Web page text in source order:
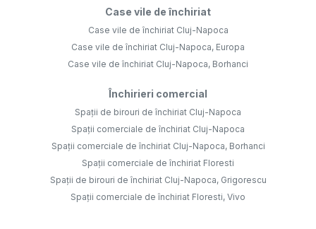
Case vile de închiriat
Case vile de închiriat Cluj-Napoca
Case vile de închiriat Cluj-Napoca, Europa
Case vile de închiriat Cluj-Napoca, Borhanci
Închirieri comercial
Spații de birouri de închiriat Cluj-Napoca
Spații comerciale de închiriat Cluj-Napoca
Spații comerciale de închiriat Cluj-Napoca, Borhanci
Spații comerciale de închiriat Floresti
Spații de birouri de închiriat Cluj-Napoca, Grigorescu
Spații comerciale de închiriat Floresti, Vivo